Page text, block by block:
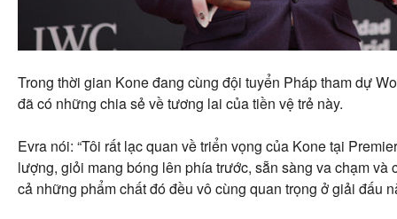
Trong thời gian Kone đang cùng đội tuyển Pháp tham dự
đã có những chia sẻ về tương lai của tiền vệ trẻ này.
Evra nói: “Tôi rất lạc quan về triển vọng của Kone tại
lượng, giỏi mang bóng lên phía trước, sẵn sàng va chạm và
cả những phẩm chất đó đều vô cùng quan trọng ở giải đấu